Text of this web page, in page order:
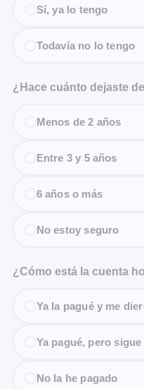
Sí, ya lo tengo
Todavía no lo tengo
¿Hace cuánto dejaste
Menos de 2 años
Entre 3 y 5 años
6 años o más
No estoy seguro
¿Cómo está la cuenta
Ya la pagué y me
Ya pagué, pero
No la he pagado